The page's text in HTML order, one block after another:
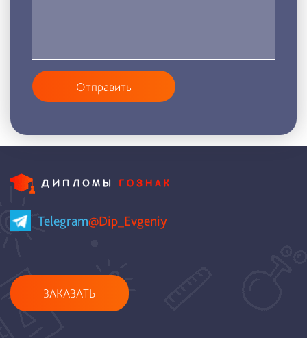
Отправить
Telegram@Dip_Evgeniy
ЗАКАЗАТЬ